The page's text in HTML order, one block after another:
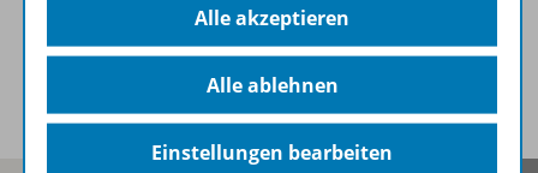
Alle akzeptieren
Alle ablehnen
Einstellungen bearbeiten